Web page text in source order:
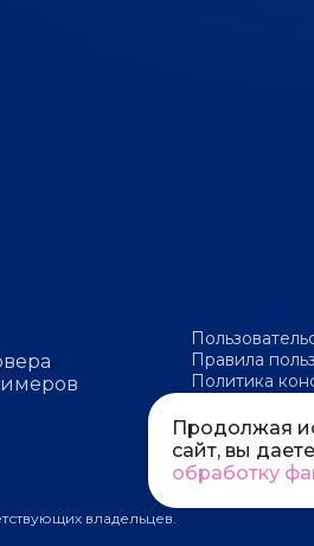
Правила
Политика
владельцев.
Продолжая
сайт, вы даете
обработку